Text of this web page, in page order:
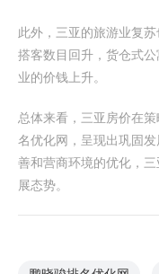
此外，三亚的旅游业复
搭客数目回升，货仓式
业的价钱上升。
总体来看，三亚房价在
名优化网，呈现出巩固
善和营商环境的优化，
展态势。